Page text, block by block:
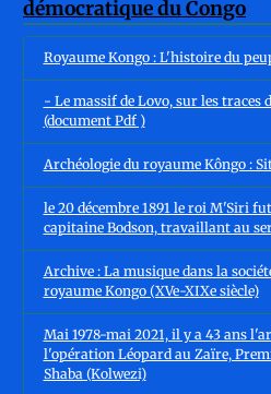
Royaume Kongo : L'histoire du
- Le massif de Lovo, sur les traces
(document Pdf )
Archéologie du royaume Kôngo :
le 20 décembre 1891 le roi M'Siri
capitaine Bodson, travaillant au
Archive : La musique dans la
royaume Kongo (XVe-XIXe siècle)
Mai 1978-mai 2021, il y a 43 ans
l'opération Léopard au Zaïre,
Shaba (Kolwezi)